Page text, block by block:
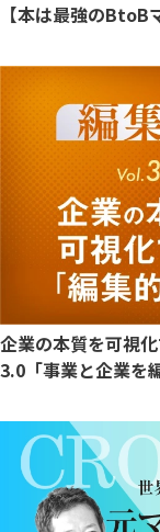
【本は最強のBtoB
企業の本質を可視
3.0「事業と企業を